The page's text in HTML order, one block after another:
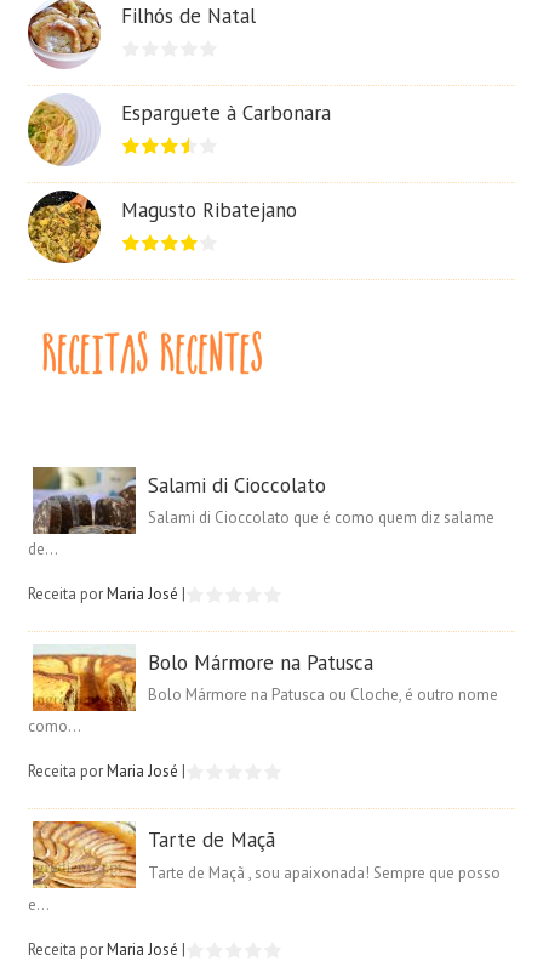
Filhós de Natal
Esparguete à Carbonara
Magusto Ribatejano
Salami di Cioccolato
Salami di Cioccolato que é como quem diz salame
de...
Receita porMaria José |
Bolo Mármore na Patusca
Bolo Mármore na Patusca ou Cloche, é outro nome
como...
Receita porMaria José |
Tarte de Maçã
Tarte de Maçã , sou apaixonada! Sempre que posso
e...
Receita porMaria José |